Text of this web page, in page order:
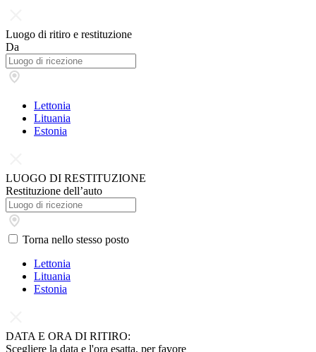
Luogo di ritiro e restituzione
Da
Lettonia
Lituania
Estonia
LUOGO DI RESTITUZIONE
Restituzione dell’auto
Torna nello stesso posto
Lettonia
Lituania
Estonia
DATA E ORA DI RITIRO:
Scegliere la data e l'ora esatta, per favore